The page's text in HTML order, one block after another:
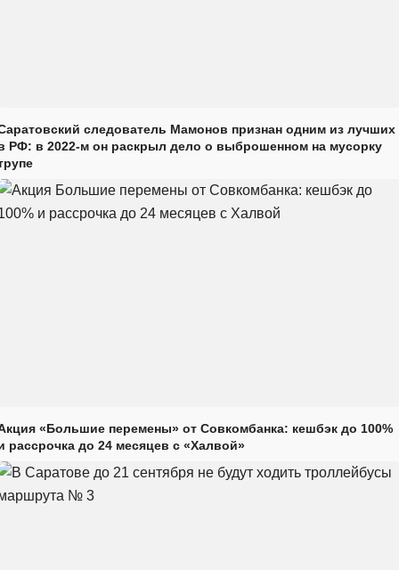
следователь Мамонов признан одним из лучших
РФ: в 2022-м он раскрыл дело о выброшенном на мусорку
«Большие перемены» от Совкомбанка: кешбэк до 100%
рассрочка до 24 месяцев с «Халвой»